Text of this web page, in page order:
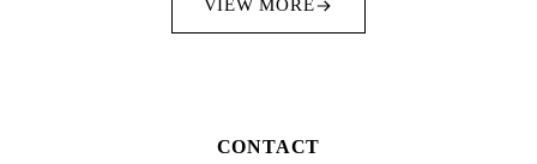
VIEW MORE
CONTACT